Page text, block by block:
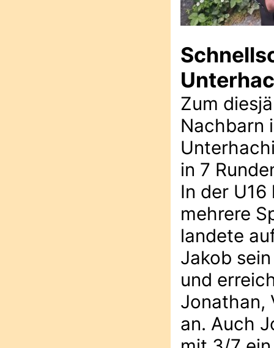
Zum
Nachbarn
in 7
In der
mehrere
landete
Jakob
und
Jonathan,
an. Auch